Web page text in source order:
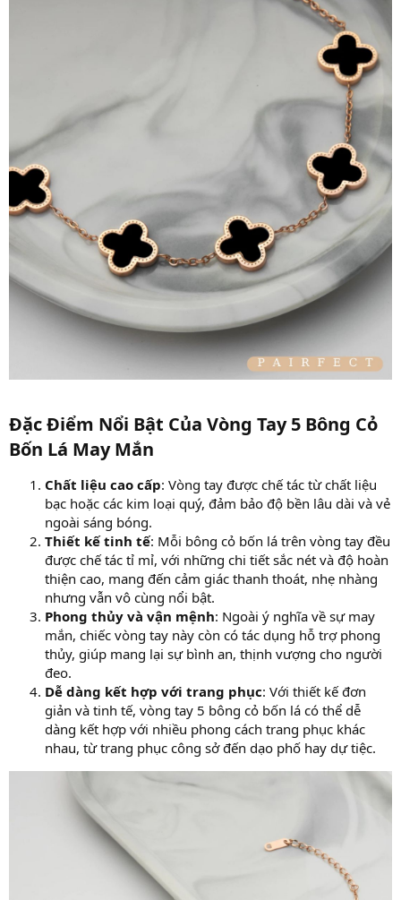
Đặc Điểm Nổi Bật Của Vòng Tay 5 Bông Cỏ
Bốn Lá May Mắn
Chất liệu cao cấp: Vòng tay được chế tác từ chất liệu
bạc hoặc các kim loại quý, đảm bảo độ bền lâu dài và vẻ
ngoài sáng bóng.
Thiết kế tinh tế: Mỗi bông cỏ bốn lá trên vòng tay đều
được chế tác tỉ mỉ, với những chi tiết sắc nét và độ hoàn
thiện cao, mang đến cảm giác thanh thoát, nhẹ nhàng
nhưng vẫn vô cùng nổi bật.
Phong thủy và vận mệnh: Ngoài ý nghĩa về sự may
mắn, chiếc vòng tay này còn có tác dụng hỗ trợ phong
thủy, giúp mang lại sự bình an, thịnh vượng cho người
đeo.
Dễ dàng kết hợp với trang phục: Với thiết kế đơn
giản và tinh tế, vòng tay 5 bông cỏ bốn lá có thể dễ
dàng kết hợp với nhiều phong cách trang phục khác
nhau, từ trang phục công sở đến dạo phố hay dự tiệc.